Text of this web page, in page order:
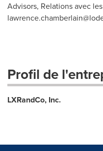
Advisors, Relations avec
Profil de
LXRandCo, Inc.